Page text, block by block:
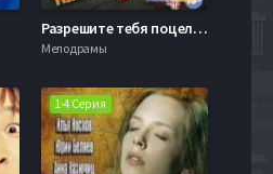
Разрешите тебя поцеловать... на свадьбе (2013)
Мелодрамы
1-4 Серия